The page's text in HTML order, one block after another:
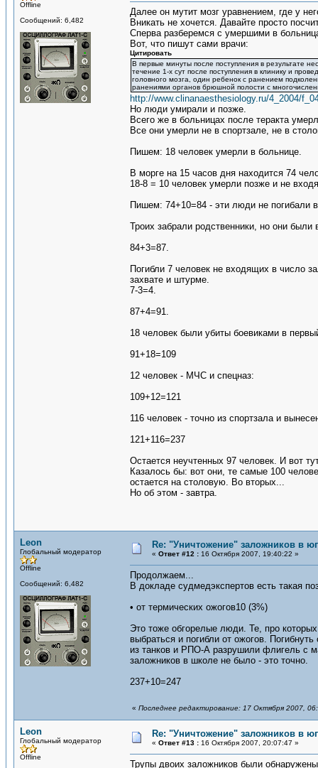
Offline
Сообщений: 6,482
Далее он мутит мозг уравнением, где у
Вникать не хочется. Давайте просто
Сперва разберемся с умершими в
Вот, что пишут сами врачи:
Цитировать
В первые минуты после поступления в результате
течение 1-х сут после поступления в клинику и
головного мозга, один ребенок с ранением
ранениями органов брюшной полости с
http://www.clinanaesthesiology.ru/4_2004/
Но люди умирали и позже.
Всего же в больницах после теракта
Все они умерли не в спортзале, не в
Пишем: 18 человек умерли в больнице.
В морге на 15 часов дня находится 74
18-8 = 10 человек умерли позже и не
Пишем: 74+10=84 - эти люди не погибали
Троих забрали родственники, но они были
84+3=87.
Погибли 7 человек не входящих в число
захвате и штурме.
7-3=4.
87+4=91.
18 человек были убиты боевиками в
91+18=109
12 человек - МЧС и спецназ:
109+12=121
116 человек - точно из спортзала и
121+116=237
Остается неучтенных 97 человек. И вот
Казалось бы: вот они, те самые 100
остается на столовую. Во вторых...
Но об этом - завтра.
Leon
Глобальный модератор
Offline
Сообщений: 6,482
Re: "Уничтожение" заложников в
« Ответ #12 : 16 Октября 2007, 19:40:22 »
Продолжаем...
В докладе судмедэкспертов есть такая
• от термических ожогов10 (3%)
Это тоже обгорелые люди. Те, про
выбраться и погибли от ожогов.
из танков и РПО-А разрушили флигель с
заложников в школе не было - это точно.
237+10=247
« Последнее редактирование: 17 Октября 2007,
Leon
Глобальный модератор
Offline
Re: "Уничтожение" заложников в
« Ответ #13 : 16 Октября 2007, 20:07:47 »
Трупы двоих заложников были